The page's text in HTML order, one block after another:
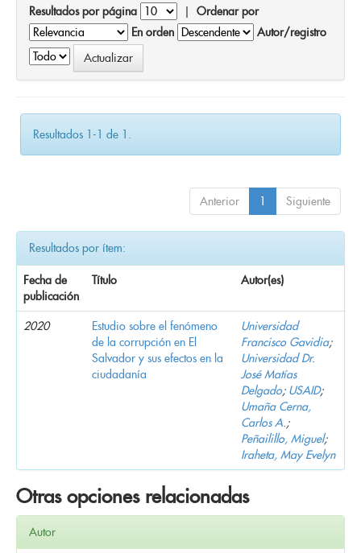
Resultados por página | Ordenar por
En orden
Autor/registro
Resultados 1-1 de 1.
Anterior 1 Siguiente
Resultados por ítem:
Fecha de
publicación
Título Autor(es)
2020
Estudio sobre el fenómeno
de la corrupción en El
Salvador y sus efectos en la
ciudadanía
Universidad
Francisco Gavidia;
Universidad Dr.
José Matías
Delgado; USAID;
Umaña Cerna,
Carlos A.;
Peñailillo, Miguel;
Iraheta, May Evelyn
Otras opciones relacionadas
Autor